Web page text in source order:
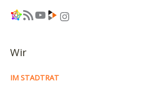
Link RSS-Feed YouTube Link Instagram
Wir
IM STADTRAT